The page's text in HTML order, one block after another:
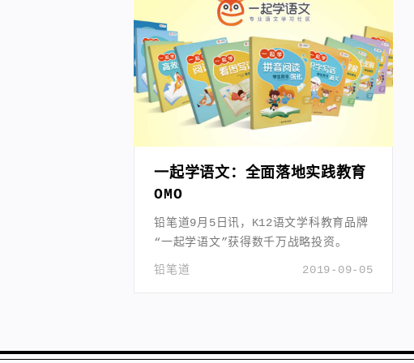
一起学语文：全面落地实践教育
OMO
铅笔道9月5日讯，K12语文学科教育品牌
“一起学语文”获得数千万战略投资。
2019-09-05
铅笔道